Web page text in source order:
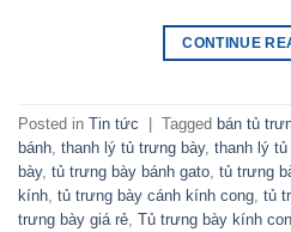
CONTINUE
Posted in Tin tức Tagged bán tủ
bánh, thanh lý tủ trưng bày, thanh lý
bày, tủ trưng bày bánh gato, tủ trưng
kính, tủ trưng bày cánh kính cong, tủ
trưng bày giá rẻ, Tủ trưng bày kính